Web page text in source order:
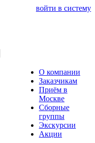
войти в систему
О компании
Заказчикам
Приём в
Москве
Сборные
группы
Экскурсии
Акции